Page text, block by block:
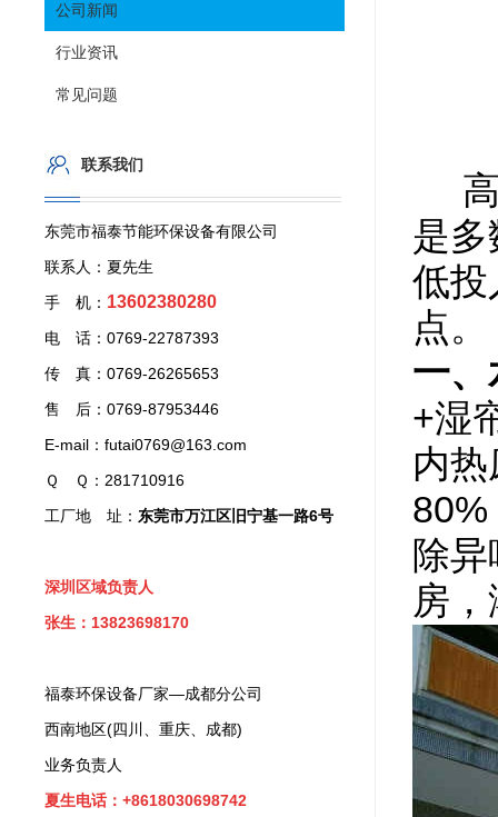
高
是
低投
点。
一
+湿
内
除
房
公司新闻
行业资讯
常见问题
联系我们
东莞市福泰节能环保设备有限公司
联系人：夏先生
手 机： 13602380280
电 话：0769-22787393
传 真：0769-26265653
售 后：0769-87953446
E-mail：futai0769@163.com
Ｑ Ｑ：281710916
工厂地 址： 东莞市万江区旧宁基一路6号
深圳区域负责人
张生：13823698170
福泰环保设备厂家—成都分公司
西南地区(四川、重庆、成都)
业务负责人
夏生电话：+8618030698742